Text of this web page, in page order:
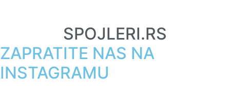
SPOJLERI.RS
ZAPRATITE NAS NA
INSTAGRAMU